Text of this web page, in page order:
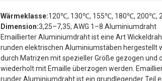
Wärmeklasse:120℃, 130℃, 155℃, 180℃, 200℃,
Dimension:3,25–7,35; AWG 1–8 Aluminiumdraht
Emaillierter Aluminiumdraht ist eine Art
runden elektrischen Aluminiumstäben hergestellt
durch Matrizen mit spezieller Größe gezogen und
wiederholt mit Emaille überzogen werden.
runder Aluminiumdraht ist ein grundlegender Teil